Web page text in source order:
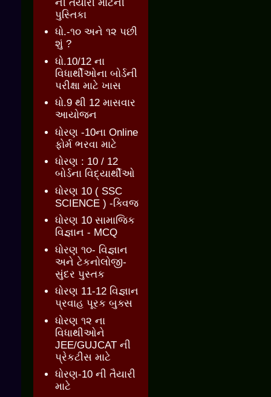
ની તૈયારી માટેની
પુસ્તિકા
ધો.-૧૦ અને ૧૨ પછી
શું ?
ધો.10/12 ના
વિધાર્થીઓના બોર્ડની
પરીક્ષા માટે ખાસ
ધો.9 થી 12 માસવાર
આયોજન
ધોરણ -10ના Online
ફોર્મ ભરવા માટે
ધોરણ : 10 / 12
બોર્ડના વિદ્યાર્થીઓ
ધોરણ 10 ( SSC
SCIENCE ) -ક્વિજ
ધોરણ 10 સામાજિક
વિજ્ઞાન - MCQ
ધોરણ ૧૦- વિજ્ઞાન
અને ટેકનોલોજી-
સુંદર પુસ્તક
ધોરણ 11-12 વિજ્ઞાન
પ્રવાહ પૂરક બુક્સ
ધોરણ ૧૨ ના
વિધાથીઓને
JEE/GUJCAT ની
પ્રેકટીસ માટે
ધોરણ-10 ની તૈયારી
માટે